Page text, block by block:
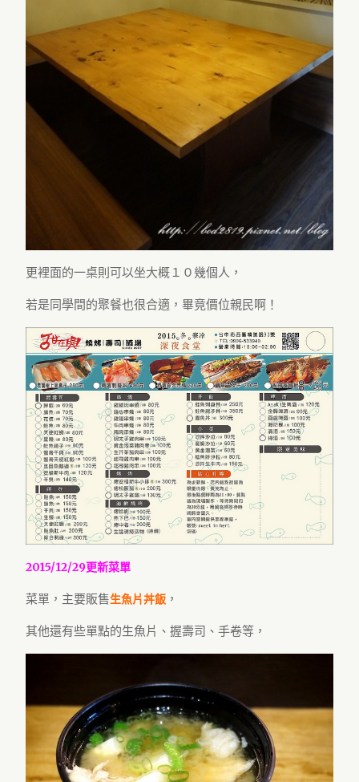
更裡面的一桌則可以坐大概１０幾個人，
若是同學間的聚餐也很合適，畢竟價位親民啊！
2015/12/29更新菜單
菜單，主要販售生魚片丼飯 ，
其他還有些單點的生魚片、握壽司、手卷等，